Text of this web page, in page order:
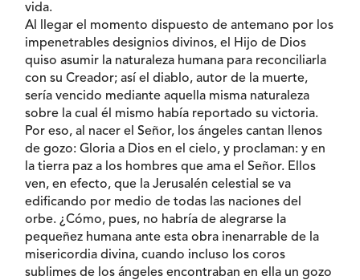
vida.
Al llegar el momento dispuesto de antemano por los
impenetrables designios divinos, el Hijo de Dios
quiso asumir la naturaleza humana para reconciliarla
con su Creador; así el diablo, autor de la muerte,
sería vencido mediante aquella misma naturaleza
sobre la cual él mismo había reportado su victoria.
Por eso, al nacer el Señor, los ángeles cantan llenos
de gozo: Gloria a Dios en el cielo, y proclaman: y en
la tierra paz a los hombres que ama el Señor. Ellos
ven, en efecto, que la Jerusalén celestial se va
edificando por medio de todas las naciones del
orbe. ¿Cómo, pues, no habría de alegrarse la
pequeñez humana ante esta obra inenarrable de la
misericordia divina, cuando incluso los coros
sublimes de los ángeles encontraban en ella un gozo